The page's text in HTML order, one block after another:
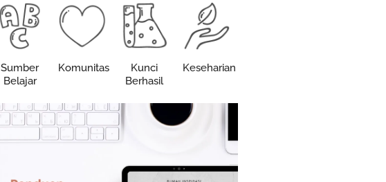
Sumber
Belajar
Komunitas
Kunci
Berhasil
Keseharian